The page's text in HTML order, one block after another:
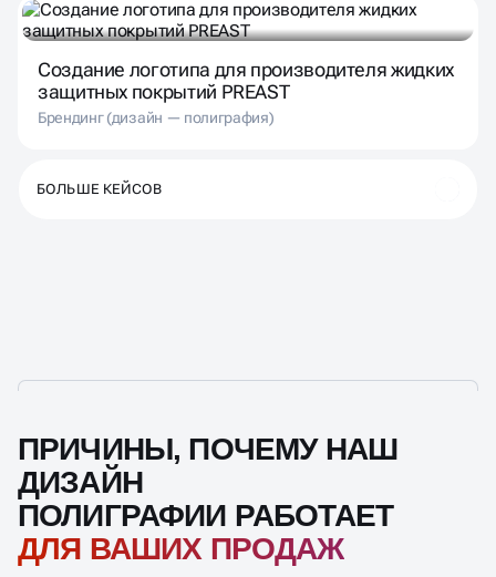
Создание логотипа для производителя жидких
защитных покрытий PREAST
Брендинг (дизайн — полиграфия)
БОЛЬШЕ КЕЙСОВ
ПРИЧИНЫ, ПОЧЕМУ НАШ
ДИЗАЙН
ПОЛИГРАФИИ РАБОТАЕТ
ДЛЯ ВАШИХ ПРОДАЖ